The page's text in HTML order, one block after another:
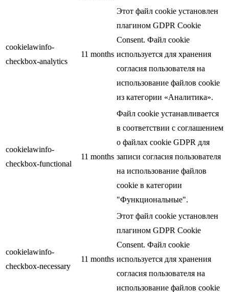
cookielawinfo-
checkbox-analytics
11 months
Этот файл cookie установлен
плагином GDPR Cookie
Consent. Файл cookie
используется для хранения
согласия пользователя на
использование файлов cookie
из категории «Аналитика».
cookielawinfo-
checkbox-functional
11 months
Файл cookie устанавливается
в соответствии с соглашением
о файлах cookie GDPR для
записи согласия пользователя
на использование файлов
cookie в категории
"Функциональные".
cookielawinfo-
checkbox-necessary
11 months
Этот файл cookie установлен
плагином GDPR Cookie
Consent. Файл cookie
используется для хранения
согласия пользователя на
использование файлов cookie